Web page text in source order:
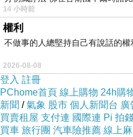
14 小時前
權利
不做事的人總堅持自己有說話的權
2026-08-08
登入 註冊
PChome首頁 線上購物 24h購
新聞 /氣象 股市 個人新聞台 廣
買賣租屋 支付連 國際連 Pi 拍
買車 旅行團 汽車險推薦 線上